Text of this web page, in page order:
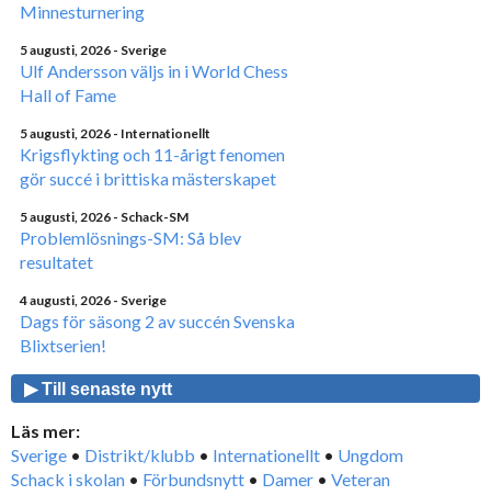
Minnesturnering
5 augusti, 2026 - Sverige
Ulf Andersson väljs in i World Chess
Hall of Fame
5 augusti, 2026 - Internationellt
Krigsflykting och 11-årigt fenomen
gör succé i brittiska mästerskapet
5 augusti, 2026 - Schack-SM
Problemlösnings-SM: Så blev
resultatet
4 augusti, 2026 - Sverige
Dags för säsong 2 av succén Svenska
Blixtserien!
▶ Till senaste nytt
Läs mer:
Sverige • Distrikt/klubb • Internationellt • Ungdom
Schack i skolan • Förbundsnytt • Damer • Veteran